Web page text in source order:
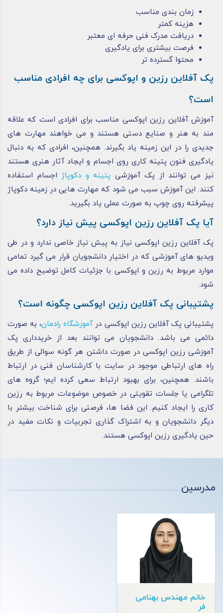
زمان بندی مناسب
هزینه کمتر
دریافت مدرک فنی حرفه ای معتبر
فرصت بیشتری برای یادگیری
محتوا گسترده تر
پک آفلاین رزین و اپوکسی برای چه افرادی مناسب
است؟
آموزش آفلاین رزین اپوکسی مناسب برای افرادی است که علاقه
‌مند به هنر و صنایع دستی هستند و می‌ خواهند مهارت‌ های
جدیدی را در این زمینه یاد بگیرند. همچنین، افرادی که به دنبال
یادگیری فنون پتینه کاری روی اجسام و ایجاد آثار هنری هستند
نیز می ‌توانند از پک آموزشی پتینه و دکوپاژ اجسام استفاده
کنند. این آموزش سبب می شود که مهارت هایی در زمینه دکوپاژ
پیشرفته روی چوپ به صورت عملی یاد بگیرید.
آیا پک آفلاین رزین اپوکسی پیش نیاز دارد؟
پک آفلاین رزین اپوکسی نیاز به پیش نیاز خاصی ندارد و در طی
ویدیو های آموزشی که در اختیار دانشجویان قرار می گیرد تمامی
موارد مربوط به رزین و اپوکسی با جزئیات کامل توضیح داده می
شود.
پشتیبانی پک آفلاین رزین اپوکسی چگونه است؟
پشتیبانی پک آفلاین رزین اپوکسی درآموزشگاه رادمان، به صورت
دائمی می باشد. دانشجویان می توانند بعد از خریدداری پک
آموزشی رزین اپوکسی در صورت داشتن هر گونه سوالی از طریق
راه های ارتباطی موجود در سایت با کارشناسان فنی در ارتباط
باشند. همچنین، برای بهبود ارتباط سعی کرده ایم؛ گروه‌ های
تلگرامی یا جلسات تقویتی در خصوص موضوعات مربوط به رزین
کاری را ایجاد کنیم. این فضا ها، فرصتی برای شناخت بیشتر با
دیگر دانشجویان و به اشتراک گذاری تجربیات و نکات مفید در
حین یادگیری رزین اپوکسی هستند.
مدرسین
خانم مهندس بهنامی
فر